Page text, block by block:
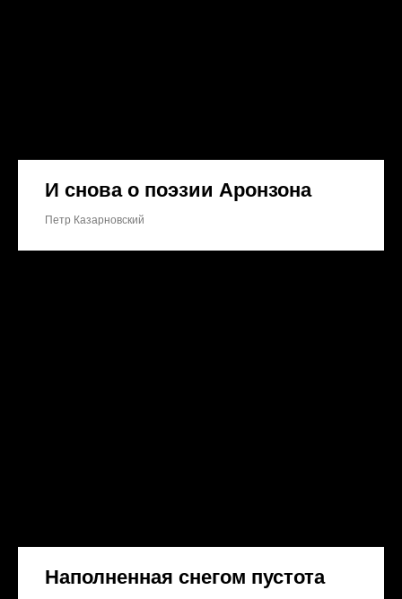
И снова о поэзии Аронзона
Петр Казарновский
Наполненная снегом пустота